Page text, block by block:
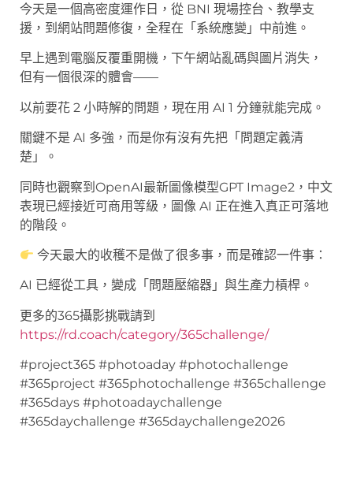
今天是一個高密度運作日，從 BNI 現場控台、教學支
援，到網站問題修復，全程在「系統應變」中前進。
早上遇到電腦反覆重開機，下午網站亂碼與圖片消失，
但有一個很深的體會——
以前要花 2 小時解的問題，現在用 AI 1 分鐘就能完成。
關鍵不是 AI 多強，而是你有沒有先把「問題定義清
楚」。
同時也觀察到OpenAI最新圖像模型GPT Image2，中文
表現已經接近可商用等級，圖像 AI 正在進入真正可落地
的階段。
今天最大的收穫不是做了很多事，而是確認一件事：
AI 已經從工具，變成「問題壓縮器」與生產力槓桿。
更多的365攝影挑戰請到
https://rd.coach/category/365challenge/
#project365 #photoaday #photochallenge
#365project #365photochallenge #365challenge
#365days #photoadaychallenge
#365daychallenge #365daychallenge2026